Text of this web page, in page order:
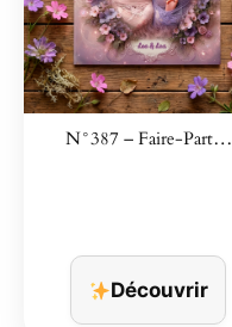
N°387 – Faire-Part…
Découvrir